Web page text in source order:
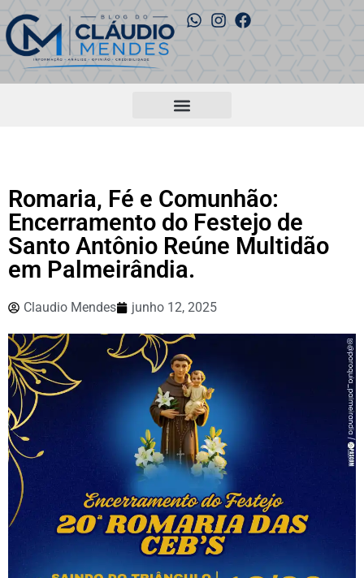
Romaria, Fé e Comunhão:
Encerramento do Festejo de
Santo Antônio Reúne Multidão
em Palmeirândia.
Claudio Mendes junho 12, 2025